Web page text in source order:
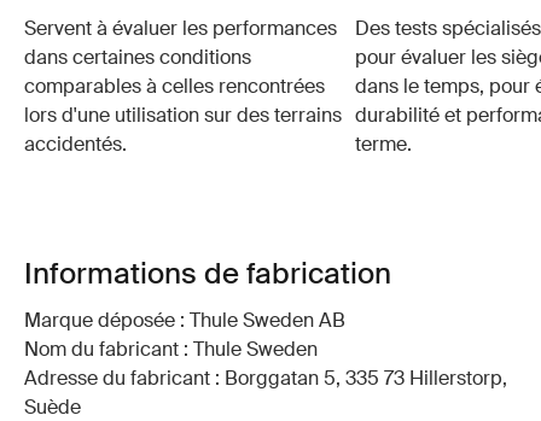
Servent à évaluer les performances
dans certaines conditions
comparables à celles rencontrées
lors d'une utilisation sur des terrains
accidentés.
Des tests
pour évaluer les
dans le temps, pour
durabilité et
terme.
Informations de fabrication
Marque déposée : Thule Sweden AB
Nom du fabricant : Thule Sweden
Adresse du fabricant : Borggatan 5, 335 73 Hillerstorp,
Suède